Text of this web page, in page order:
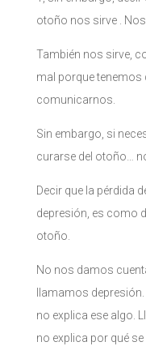
otoño nos sirve .
También nos sirve,
mal porque tenemos
comunicarnos.
Sin embargo, si
curarse del otoño…
Decir que la pérdida
depresión, es como
otoño.
No nos damos
llamamos
no explica ese algo.
no explica por qué